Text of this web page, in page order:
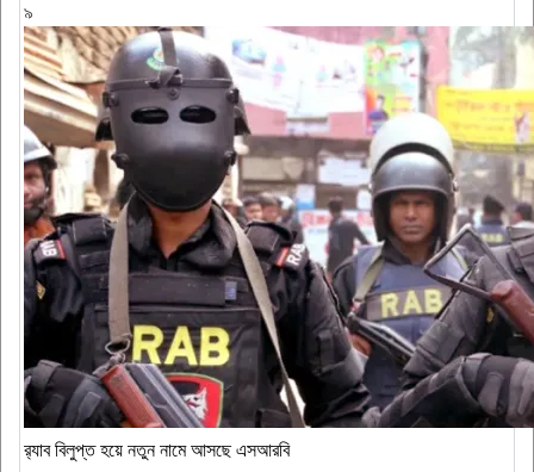
৯
র‍্যাব বিলুপ্ত হয়ে নতুন নামে আসছে এসআরবি